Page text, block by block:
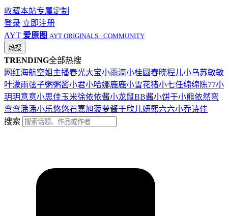
收藏本站专属定制
登录 立即注册
AYT 爱原图 AYT ORIGINALS · COMMUNITY
热搜
TRENDING全部热搜
网红海航空姐 主播春光大宝小雨滴小桂圆春晓程儿小乌苏敏敏
叶濛雨弦子粥粥酱小君小哈娜鹿鹿小雪花猪小七任绵绵 陈77小
玥玥意意小思佳玉米徐依依酱小龙鼠BB酱小饼干小熊依然弯
弯弯潘潘小乐悠悠石嘉旭菠萝酱于欣儿妍熙六六小乔诗佳
搜索